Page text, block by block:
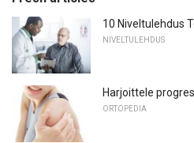
10 Niveltulehdus
NIVELTULEHDUS
Harjoittele
ORTOPEDIA